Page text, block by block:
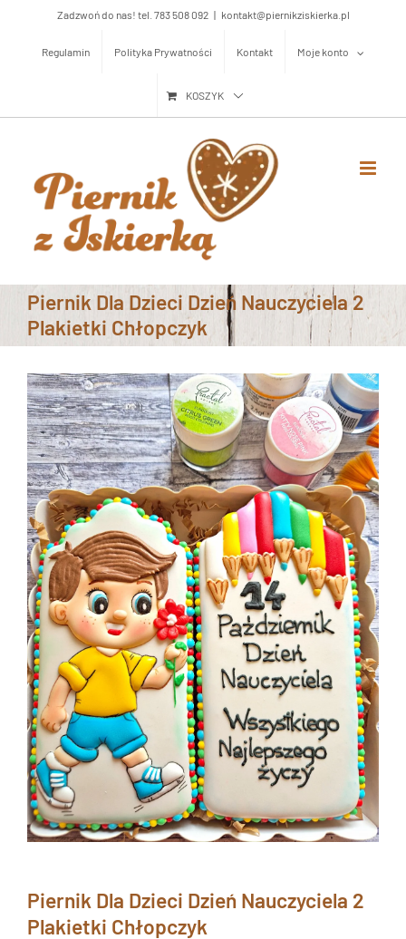
zawartości
Zadzwoń do nas! tel. 783 508 092 | kontakt@piernikziskierka.pl
Regulamin Polityka Prywatności Kontakt Moje konto
KOSZYK
Piernik Dla Dzieci Dzień Nauczyciela 2
Plakietki Chłopczyk
Piernik Dla Dzieci Dzień Nauczyciela 2
Plakietki Chłopczyk